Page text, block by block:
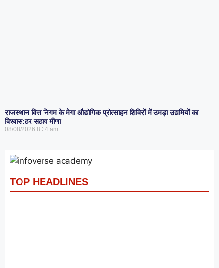
राजस्थान वित्त निगम के मेगा औद्योगिक प्रोत्साहन शिविरों में उमड़ा उद्यमियों का
विश्वास:हर सहाय मीणा
08/08/2026 8:34 am
TOP HEADLINES